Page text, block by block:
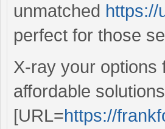
unmatched https://
perfect for those
X-ray your options
affordable
[URL=https://